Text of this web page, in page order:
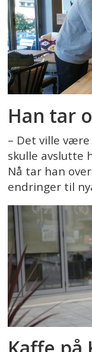
Han tar
– Det ville
skulle avslutte
Nå tar han
endringer til